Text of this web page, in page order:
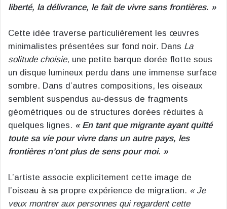
liberté, la délivrance, le fait de vivre sans frontières. »
Cette idée traverse particulièrement les œuvres
minimalistes présentées sur fond noir. Dans La
solitude choisie, une petite barque dorée flotte sous
un disque lumineux perdu dans une immense surface
sombre. Dans d’autres compositions, les oiseaux
semblent suspendus au-dessus de fragments
géométriques ou de structures dorées réduites à
quelques lignes. « En tant que migrante ayant quitté
toute sa vie pour vivre dans un autre pays, les
frontières n’ont plus de sens pour moi. »
L’artiste associe explicitement cette image de
l’oiseau à sa propre expérience de migration. « Je
veux montrer aux personnes qui regardent cette